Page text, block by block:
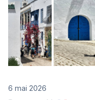
6 mai 2026